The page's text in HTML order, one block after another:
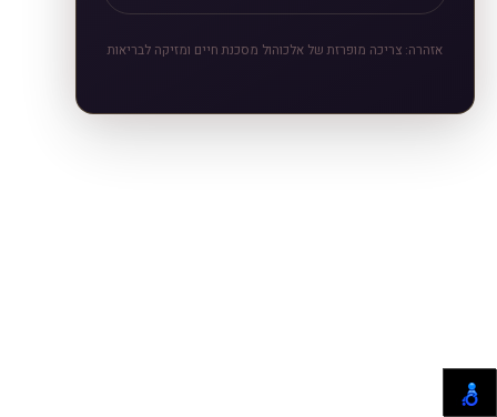
אזהרה: צריכה מופרזת של אלכוהול מסכנת חיים ומזיקה לבריאות